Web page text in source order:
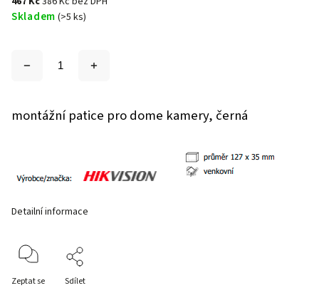
Skladem (>5 ks)
montážní patice pro dome kamery, černá
Detailní informace
Zeptat se Sdílet